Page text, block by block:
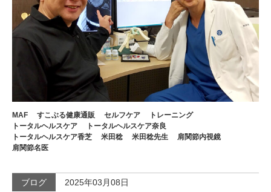
MAF すこぶる健康通販 セルフケア
トレーニング
トータルヘルスケア
トータルヘルスケア奈良
トータルヘルスケア香芝
米田稔 米田稔先生
肩関節内視鏡
肩関節名医
ブログ 2025年03月08日